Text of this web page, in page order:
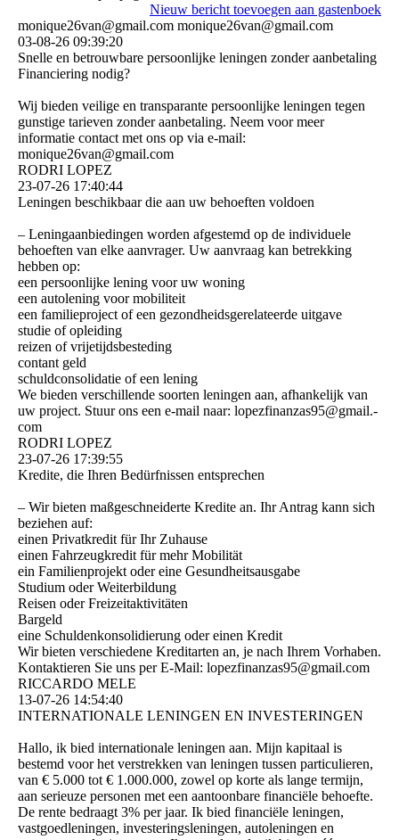
Nieuw bericht toevoegen aan gastenboek
monique26van@gmail.com monique26van@gmail.com
03-08-26 09:39:20
Snelle en betrouwbare persoonlijke leningen zonder aanbetaling
Financiering nodig?
Wij bieden veilige en transparante persoonlijke leningen tegen
gunstige tarieven zonder aanbetaling. Neem voor meer
informatie contact met ons op via e-mail:
monique26van@gmail.com
RODRI LOPEZ
23-07-26 17:40:44
Leningen beschikbaar die aan uw behoeften voldoen
– Leningaanbiedingen worden afgestemd op de individuele
behoeften van elke aanvrager. Uw aanvraag kan betrekking
hebben op:
een persoonlijke lening voor uw woning
een autolening voor mobiliteit
een familieproject of een gezondheidsgerelateerde uitgave
studie of opleiding
reizen of vrijetijdsbesteding
contant geld
schuldconsolidatie of een lening
We bieden verschillende soorten leningen aan, afhankelijk van
uw project. Stuur ons een e-mail naar: lopezfinanzas95@­gmail.­
com
RODRI LOPEZ
23-07-26 17:39:55
Kredite, die Ihren Bedürfnissen entsprechen
– Wir bieten maßgeschneiderte Kredite an. Ihr Antrag kann sich
beziehen auf:
einen Privatkredit für Ihr Zuhause
einen Fahrzeugkredit für mehr Mobilität
ein Familienprojekt oder eine Gesundheitsausgabe
Studium oder Weiterbildung
Reisen oder Freizeitaktivitäten
Bargeld
eine Schuldenkonsolidierung oder einen Kredit
Wir bieten verschiedene Kreditarten an, je nach Ihrem Vorhaben.
Kontaktieren Sie uns per E-Mail: lopezfinanzas95@­gmail.­com
RICCARDO MELE
13-07-26 14:54:40
INTERNATIONALE LENINGEN EN INVESTERINGEN
Hallo, ik bied internationale leningen aan. Mijn kapitaal is
bestemd voor het verstrekken van leningen tussen particulieren,
van € 5.000 tot € 1.000.000, zowel op korte als lange termijn,
aan serieuze personen met een aantoonbare financiële behoefte.
De rente bedraagt ​​3% per jaar. Ik bied financiële leningen,
vastgoedleningen, investeringsleningen, autoleningen en